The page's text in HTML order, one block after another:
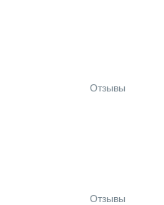
Отзывы
Отзывы